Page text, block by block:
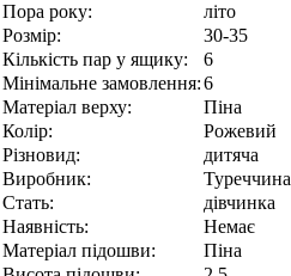
Пора року:
літо
Розмір:
30-35
Кількість пар у ящику:
6
Мінімальне замовлення:6
Матеріал верху:
Піна
Колір:
Рожевий
Різновид:
дитяча
Виробник:
Туреччина
Стать:
дівчинка
Наявність:
Немає
Матеріал підошви:
Піна